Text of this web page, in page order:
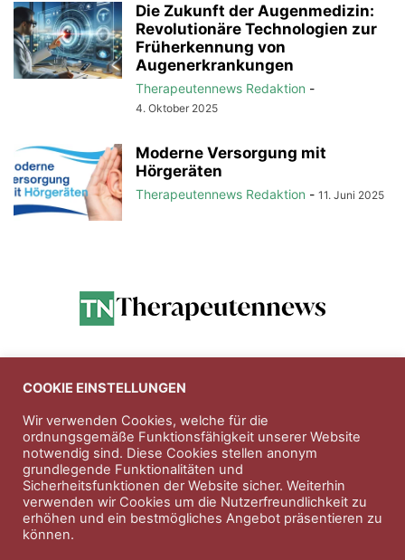
Die Zukunft der Augenmedizin:
Revolutionäre Technologien zur
Früherkennung von
Augenerkrankungen
Therapeutennews Redaktion -
4. Oktober 2025
Moderne Versorgung mit
Hörgeräten
Therapeutennews Redaktion - 11. Juni 2025
Anzeigen
Entdecken Sie die hochwertigen
Nahrungsergänungsprodukte der FirmaNatura Vitalis
Jahn & Partner Versicherungsmakler GmbH-
Versicherungen und Finanzdienstleistungen seit 1986 -
Professioneller Rundumschutz seit über 30 Jahren.
COOKIE EINSTELLUNGEN
Wir verwenden Cookies, welche für die
ordnungsgemäße Funktionsfähigkeit unserer Website
notwendig sind. Diese Cookies stellen anonym
grundlegende Funktionalitäten und
Sicherheitsfunktionen der Website sicher. Weiterhin
verwenden wir Cookies um die Nutzerfreundlichkeit zu
erhöhen und ein bestmögliches Angebot präsentieren zu
können.